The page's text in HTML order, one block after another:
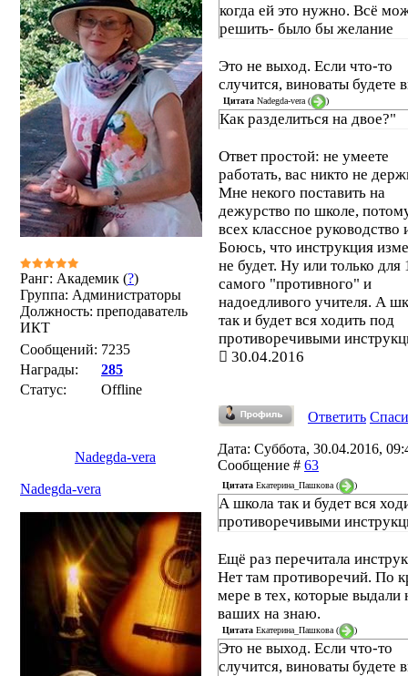
Ранг: Академик (?)
Группа: Администраторы
Должность: преподаватель
ИКТ
Сообщений: 7235
Награды:
285
Статус:
Offline
когда ей это нужно. Всё
решить- было бы желание
Это не выход. Если что-то
случится, виноваты будете
Цитата Nadegda-vera ( )
Как разделиться на двое?"
Ответ простой: не умеете
работать, вас никто не
Мне некого поставить на
дежурство по школе,
всех классное руководство
Боюсь, что инструкция
не будет. Ну или только для
самого "противного" и
надоедливого учителя. А
так и будет вся ходить под
противоречивыми
30.04.2016
Ответить
Nadegda-vera
Дата: Суббота, 30.04.2016,
Сообщение # 63
Nadegda-vera
Цитата Екатерина_Пашкова ( )
А школа так и будет вся
противоречивыми
Ещё раз перечитала
Нет там противоречий. По
мере в тех, которые
ваших на знаю.
Цитата Екатерина_Пашкова ( )
Это не выход. Если что-то
случится, виноваты будете